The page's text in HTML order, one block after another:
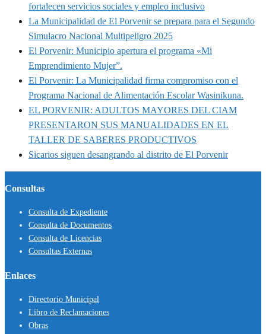
fortalecen servicios sociales y empleo inclusivo
La Municipalidad de El Porvenir se prepara para el Segundo
Simulacro Nacional Multipeligro 2025
El Porvenir: Municipio apertura el programa «Mi
Emprendimiento Mujer”.
El Porvenir: La Municipalidad firma compromiso con el
Programa Nacional de Alimentación Escolar Wasinikuna.
EL PORVENIR: ADULTOS MAYORES DEL CIAM
PRESENTARON SUS MANUALIDADES EN EL
TALLER DE SABERES PRODUCTIVOS
Sicarios siguen desangrando al distrito de El Porvenir
Consultas
Consulta de Expediente
Consulta de Documentos
Consulta de Licencias
Consultas Externas
Enlaces
Directorio Municipal
Libro de Reclamaciones
Obras